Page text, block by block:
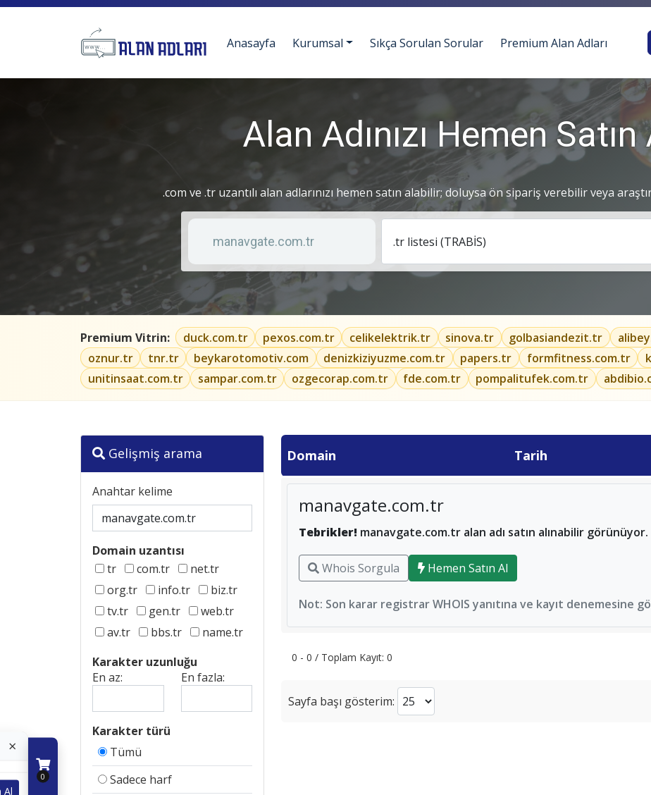
Anasayfa Kurumsal Sıkça Sorulan Sorular Premium Alan Adları
Alan Adınızı Hemen Satın
.com ve .tr uzantılı alan adlarınızı hemen satın alabilir; doluysa ön sipariş verebilir veya
Anahtar kelime
Liste türü
Premium Vitrin: duck.com.tr pexos.com.tr celikelektrik.tr sinova.tr golbasiandezit.tr
oznur.tr
tnr.tr beykarotomotiv.com denizkiziyuzme.com.tr papers.tr formfitness.com.tr
unitinsaat.com.tr
sampar.com.tr ozgecorap.com.tr fde.com.tr pompalitufek.com.tr
Gelişmiş arama
Anahtar kelime
Domain uzantısı
tr
com.tr
net.tr
org.tr
info.tr
biz.tr
tv.tr
gen.tr
web.tr
av.tr
bbs.tr
name.tr
Karakter uzunluğu
En az:
En fazla:
Karakter türü
Tümü
Sadece harf
Domain Tarih
manavgate.com.tr
Tebrikler! manavgate.com.tr alan adı satın alınabilir görünüyor.
Whois Sorgula Hemen Satın Al
Not: Son karar registrar WHOIS yanıtına ve kayıt denemesine
0 - 0 / Toplam Kayıt: 0
Sayfa başı gösterim:
0
×
Al